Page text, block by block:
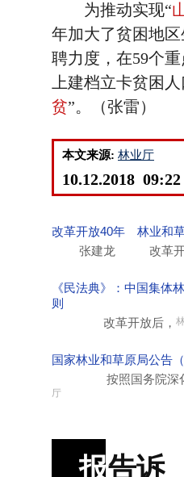
为推动实现“
年加大了贫困地
聘力度，在59个
上建档立卡贫困
贫”。（张雷）
本文来源: 林业厅
10.12.2018 09:22
改革开放40年 林业和
张建龙 改革开放
《民法典》：中国集体
则
改革开放后，
国家林业和草原局公告
按照国务院深化“
厅
报告诉